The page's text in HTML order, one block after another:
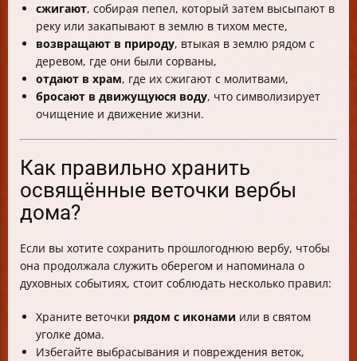
сжигают, собирая пепел, который затем высыпают в
реку или закапывают в землю в тихом месте,
возвращают в природу, втыкая в землю рядом с
деревом, где они были сорваны,
отдают в храм, где их сжигают с молитвами,
бросают в движущуюся воду, что символизирует
очищение и движение жизни.
Как правильно хранить
освящённые веточки вербы
дома?
Если вы хотите сохранить прошлогоднюю вербу, чтобы
она продолжала служить оберегом и напоминала о
духовных событиях, стоит соблюдать несколько правил:
Храните веточки рядом с иконами или в святом
уголке дома.
Избегайте выбрасывания и повреждения веток,